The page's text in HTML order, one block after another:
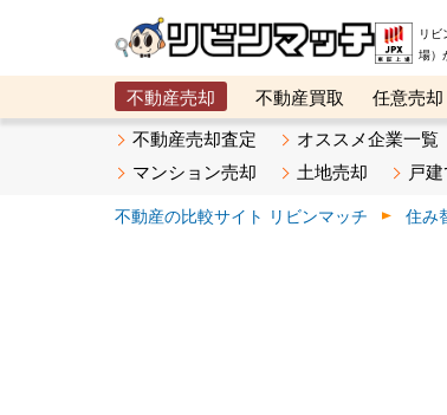
リ
場
不動産売却 不動産買取 任意売却
メタ住宅展示場
ベスト不動産カンパ
不動産売却査定 オススメ企業一覧
マンション売却
土地売却 戸
不動産の比較サイト リビンマッチ 住み